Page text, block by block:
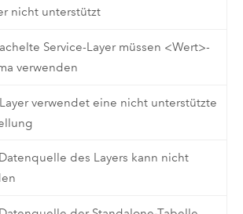
nicht unterstützt
Service-Layer müssen <Wert>-
verwenden
verwendet eine nicht unterstützte
des Layers kann nicht